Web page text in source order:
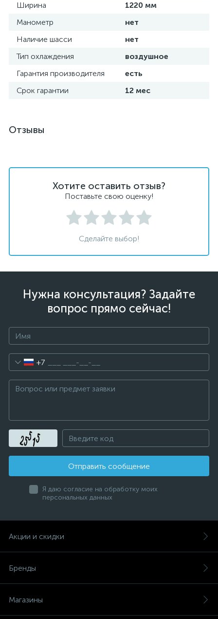
Ширина
1220 мм
Манометр
нет
Наличие шасси
нет
Тип охлаждения
воздушное
Гарантия производителя
есть
Срок гарантии
12 мес
Отзывы
Хотите оставить отзыв?
Поставьте свою оценку!
Сделайте выбор!
Нужна консультация? Задайте
вопрос прямо сейчас!
+7
Отправить сообщение
Я даю согласие на обработку моих
персональных данных
Акции и скидки
Бренды
Магазины